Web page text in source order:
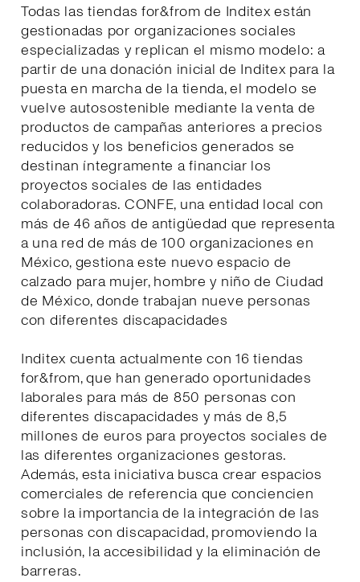
Todas las tiendas for&from de Inditex están
gestionadas por organizaciones sociales
especializadas y replican el mismo modelo: a
partir de una donación inicial de Inditex para la
puesta en marcha de la tienda, el modelo se
vuelve autosostenible mediante la venta de
productos de campañas anteriores a precios
reducidos y los beneficios generados se
destinan íntegramente a financiar los
proyectos sociales de las entidades
colaboradoras. CONFE, una entidad local con
más de 46 años de antigüedad que representa
a una red de más de 100 organizaciones en
México, gestiona este nuevo espacio de
calzado para mujer, hombre y niño de Ciudad
de México, donde trabajan nueve personas
con diferentes discapacidades
Inditex cuenta actualmente con 16 tiendas
for&from, que han generado oportunidades
laborales para más de 850 personas con
diferentes discapacidades y más de 8,5
millones de euros para proyectos sociales de
las diferentes organizaciones gestoras.
Además, esta iniciativa busca crear espacios
comerciales de referencia que conciencien
sobre la importancia de la integración de las
personas con discapacidad, promoviendo la
inclusión, la accesibilidad y la eliminación de
barreras.